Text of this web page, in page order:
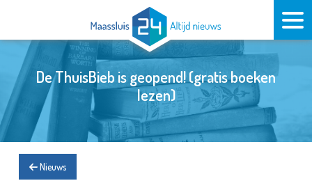
De ThuisBieb is geopend! (gratis boeken
lezen)
Nieuws